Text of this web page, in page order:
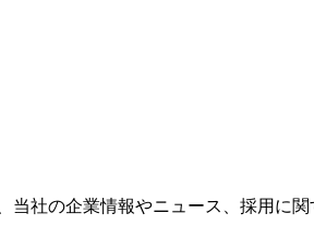
社の企業情報やニュース、採用に